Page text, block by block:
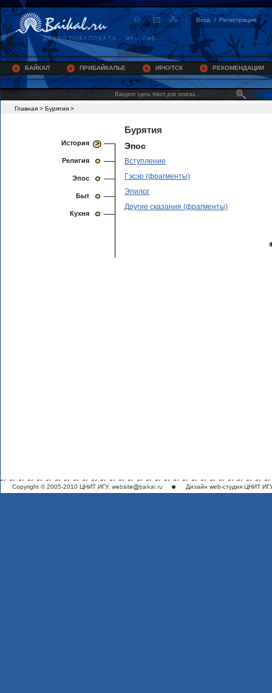
БАЙКАЛ ПРИБАЙКАЛЬЕ ИРКУТСК РЕКОМЕНДАЦИИ
Главная > Бурятия >
История
Религия
Эпос
Быт
Кухня
Бурятия
Эпос
Вступление
Гэсэр (фрагменты)
Эпилог
Другие сказания (фрагменты)
Copyright © 2005-2010 ЦНИТ ИГУ, Дизайн web-студия ЦНИТ